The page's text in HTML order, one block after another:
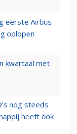
eerste Airbus
oplopen
kwartaal met
nog steeds
heeft ook